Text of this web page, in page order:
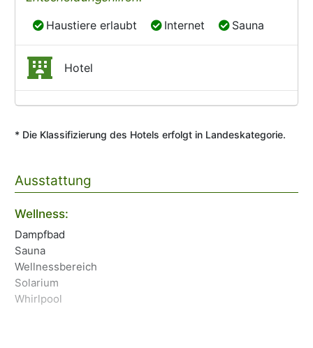
Haustiere erlaubt
Haustiere erlaubt Internet
Internet Sauna
Sauna
Hotel
* Die Klassifizierung des Hotels erfolgt in Landeskategorie.
Ausstattung
Wellness:
Dampfbad
Sauna
Wellnessbereich
Solarium
Whirlpool